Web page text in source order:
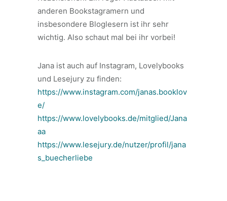
anderen Bookstagramern und
insbesondere Bloglesern ist ihr sehr
wichtig. Also schaut mal bei ihr vorbei!
Jana ist auch auf Instagram, Lovelybooks
und Lesejury zu finden:
https://www.instagram.com/janas.booklov
e/
https://www.lovelybooks.de/mitglied/Jana
aa
https://www.lesejury.de/nutzer/profil/jana
s_buecherliebe